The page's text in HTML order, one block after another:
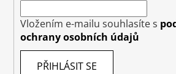
Vložením e-mailu souhlasíte s
ochrany osobních údajů
PŘIHLÁSIT SE